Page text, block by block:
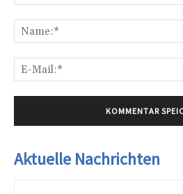
Aktuelle Nachrichten